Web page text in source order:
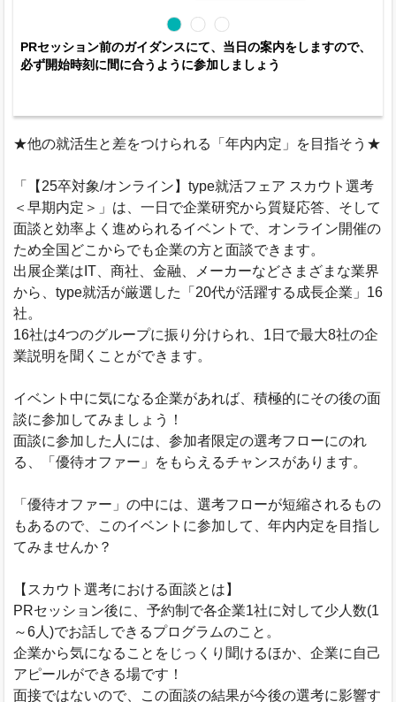
PRセッション前のガイダンスにて、当日の案内をしますので、
必ず開始時刻に間に合うように参加しましょう
★他の就活生と差をつけられる「年内内定」を目指そう★
「【25卒対象/オンライン】type就活フェア スカウト選考
＜早期内定＞」は、一日で企業研究から質疑応答、そして
面談と効率よく進められるイベントで、オンライン開催の
ため全国どこからでも企業の方と面談できます。
出展企業はIT、商社、金融、メーカーなどさまざまな業界
から、type就活が厳選した「20代が活躍する成長企業」16
社。
16社は4つのグループに振り分けられ、1日で最大8社の企
業説明を聞くことができます。
イベント中に気になる企業があれば、積極的にその後の面
談に参加してみましょう！
面談に参加した人には、参加者限定の選考フローにのれ
る、「優待オファー」をもらえるチャンスがあります。
「優待オファー」の中には、選考フローが短縮されるもの
もあるので、このイベントに参加して、年内内定を目指し
てみませんか？
【スカウト選考における面談とは】
PRセッション後に、予約制で各企業1社に対して少人数(1
～6人)でお話しできるプログラムのこと。
企業から気になることをじっくり聞けるほか、企業に自己
アピールができる場です！
面接ではないので、この面談の結果が今後の選考に影響す